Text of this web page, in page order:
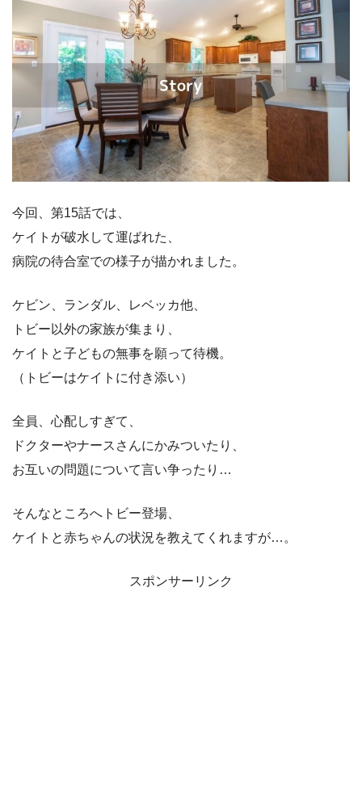
今回、第15話では、
ケイトが破水して運ばれた、
病院の待合室での様子が描かれました。
ケビン、ランダル、レベッカ他、
トビー以外の家族が集まり、
ケイトと子どもの無事を願って待機。
（トビーはケイトに付き添い）
全員、心配しすぎて、
ドクターやナースさんにかみついたり、
お互いの問題について言い争ったり…
そんなところへトビー登場、
ケイトと赤ちゃんの状況を教えてくれますが…。
スポンサーリンク